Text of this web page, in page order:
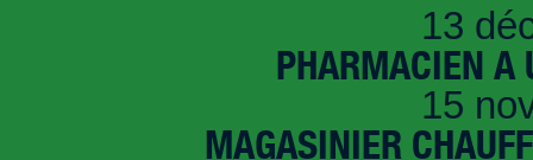
13
PHARMACIEN A
15
MAGASINIER